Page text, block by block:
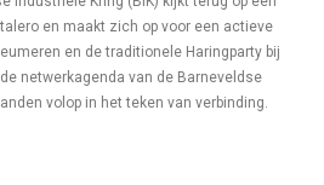
en maakt zich op voor een actieve
en de traditionele Haringparty bij
netwerkagenda van de Barneveldse
volop in het teken van verbinding.